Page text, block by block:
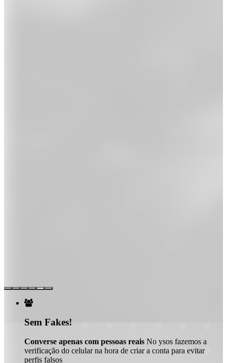

Sem Fakes!
Converse apenas com pessoas reais No ysos fazemos a
verificação do celular na hora de criar a conta para evitar
perfis falsos